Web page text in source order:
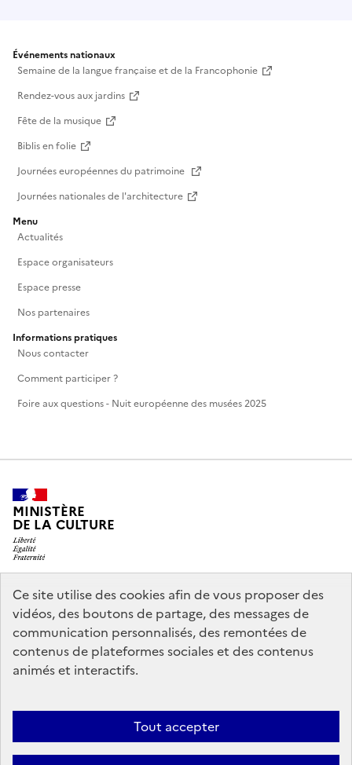
Ce site utilise des cookies afin de vous proposer des
vidéos, des boutons de partage, des messages de
communication personnalisés, des remontées de
contenus de plateformes sociales et des contenus
animés et interactifs.
Tout accepter
Événements nationaux
Semaine de la langue française et de la Francophonie
Rendez-vous aux jardins
Fête de la musique
Biblis en folie
Journées européennes du patrimoine
Journées nationales de l'architecture
Menu
Actualités
Espace organisateurs
Espace presse
Nos partenaires
Informations pratiques
Nous contacter
Comment participer ?
Foire aux questions - Nuit européenne des musées 2025
MINISTÈRE
DE LA CULTURE
legifrance.gouv.fr
info.gouv.fr
service-public.gouv.fr
data.gouv.fr
Crédits Accessibilité : partiellement conforme
Mentions légales
Politique d’utilisation des témoins de connexion (cookies)